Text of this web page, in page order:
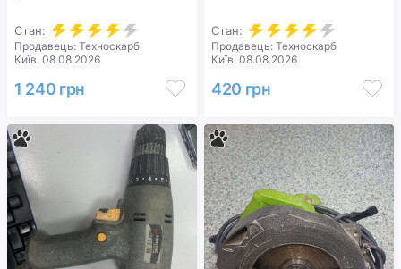
Стан:
Продавець: Техноскарб
Київ, 08.08.2026
1 240 грн
Стан:
Продавець: Техноскарб
Київ, 08.08.2026
420 грн